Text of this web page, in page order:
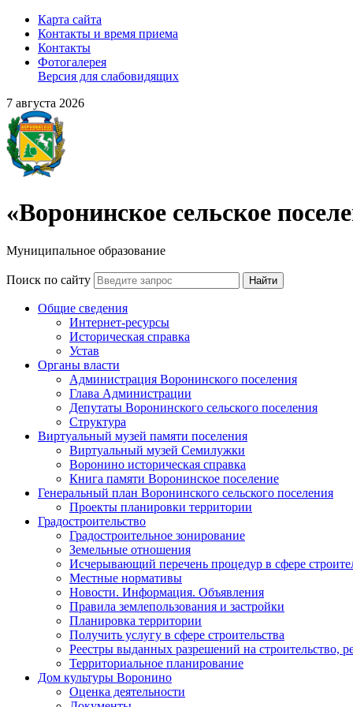
Карта сайта
Контакты и время приема
Контакты
Фотогалерея
Версия для слабовидящих
7 августа 2026
«Воронинское сельское
Муниципальное образование
Поиск по сайту Найти
Общие сведения
Интернет-ресурсы
Историческая справка
Устав
Органы власти
Администрация Воронинского поселения
Глава Администрации
Депутаты Воронинского сельского поселения
Структура
Виртуальный музей памяти поселения
Виртуальный музей Семилужки
Воронино историческая справка
Книга памяти Воронинское поселение
Генеральный план Воронинского сельского поселения
Проекты планировки территории
Градостроительство
Градостроительное зонирование
Земельные отношения
Исчерывающий перечень процедур в сфере
Местные нормативы
Новости. Информация. Объявления
Правила землепользования и застройки
Планировка территории
Получить услугу в сфере строительства
Реестры выданных разрешений на строительство,
Территориальное планирование
Дом культуры Воронино
Оценка деятельности